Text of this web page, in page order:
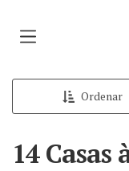
Ordenar
14 Casas